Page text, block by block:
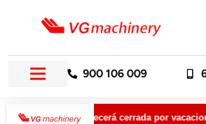
900 106 009
permanecerá cerrada por